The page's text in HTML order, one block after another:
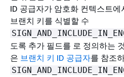
ID 공급자가 암호화 컨텍스트
브랜치 키를 식별할 수
도록 추가 필드를 로 정의하는
은 브랜치 키 ID 공급자를 참조